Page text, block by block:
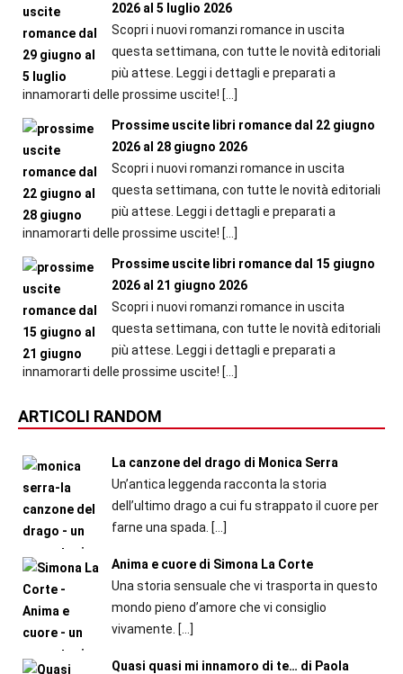
2026 al 5 luglio 2026
Scopri i nuovi romanzi romance in uscita
questa settimana, con tutte le novità editoriali
più attese. Leggi i dettagli e preparati a
innamorarti delle prossime uscite! […]
Prossime uscite libri romance dal 22 giugno
2026 al 28 giugno 2026
Scopri i nuovi romanzi romance in uscita
questa settimana, con tutte le novità editoriali
più attese. Leggi i dettagli e preparati a
innamorarti delle prossime uscite! […]
Prossime uscite libri romance dal 15 giugno
2026 al 21 giugno 2026
Scopri i nuovi romanzi romance in uscita
questa settimana, con tutte le novità editoriali
più attese. Leggi i dettagli e preparati a
innamorarti delle prossime uscite! […]
ARTICOLI RANDOM
La canzone del drago di Monica Serra
Un’antica leggenda racconta la storia
dell’ultimo drago a cui fu strappato il cuore per
farne una spada. […]
Anima e cuore di Simona La Corte
Una storia sensuale che vi trasporta in questo
mondo pieno d’amore che vi consiglio
vivamente. […]
Quasi quasi mi innamoro di te… di Paola